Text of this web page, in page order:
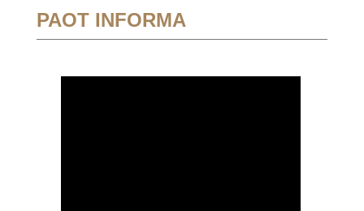
PAOT INFORMA